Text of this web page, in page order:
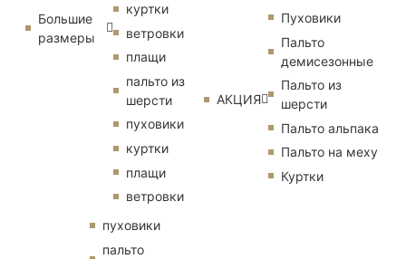
Большие
размеры
куртки
ветровки
плащи
пальто из
шерсти
пуховики
куртки
плащи
ветровки
пуховики
пальто
АКЦИЯ
Пуховики
Пальто
демисезонные
Пальто из
шерсти
Пальто альпака
Пальто на меху
Куртки